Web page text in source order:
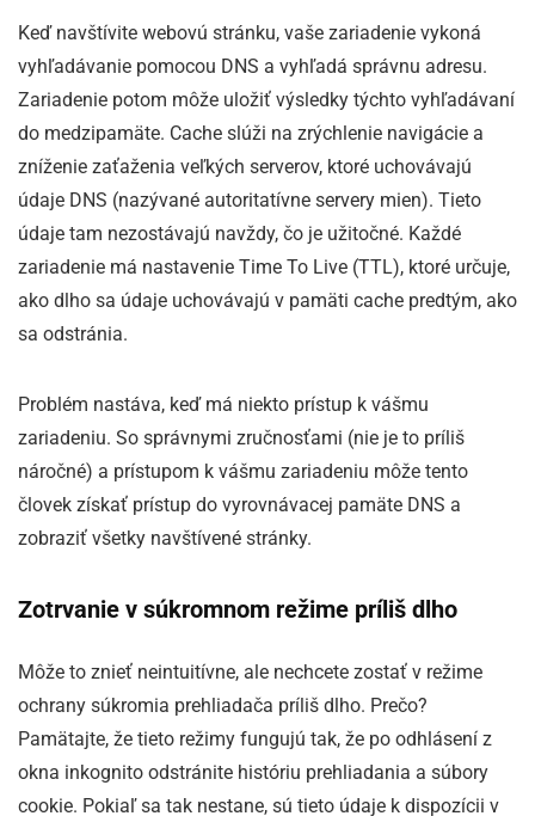
Keď navštívite webovú stránku, vaše zariadenie vykoná
vyhľadávanie pomocou DNS a vyhľadá správnu adresu.
Zariadenie potom môže uložiť výsledky týchto vyhľadávaní
do medzipamäte. Cache slúži na zrýchlenie navigácie a
zníženie zaťaženia veľkých serverov, ktoré uchovávajú
údaje DNS (nazývané autoritatívne servery mien). Tieto
údaje tam nezostávajú navždy, čo je užitočné. Každé
zariadenie má nastavenie Time To Live (TTL), ktoré určuje,
ako dlho sa údaje uchovávajú v pamäti cache predtým, ako
sa odstránia.
Problém nastáva, keď má niekto prístup k vášmu
zariadeniu. So správnymi zručnosťami (nie je to príliš
náročné) a prístupom k vášmu zariadeniu môže tento
človek získať prístup do vyrovnávacej pamäte DNS a
zobraziť všetky navštívené stránky.
Zotrvanie v súkromnom režime príliš dlho
Môže to znieť neintuitívne, ale nechcete zostať v režime
ochrany súkromia prehliadača príliš dlho. Prečo?
Pamätajte, že tieto režimy fungujú tak, že po odhlásení z
okna inkognito odstránite históriu prehliadania a súbory
cookie. Pokiaľ sa tak nestane, sú tieto údaje k dispozícii v